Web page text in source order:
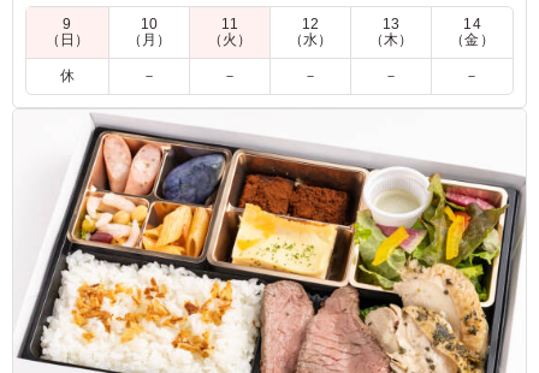
美味しく仕上がってます。
5.0
季節食材の炊き込みご飯は風味が良く柔らかいお米で、大
ぶりの燻製鯖も香ばしく食べ応えがありました。彩りやバ
ランスも良く、最後まで飽きずに美味しくいただけるお弁
当でした。
ご利用シーン：ロケ・撮影›スタジオ撮影
東京都渋谷区猿楽町2026/07/15
9
（日）
10
（月）
11
（火）
12
（水）
13
（木）
14
（金）
休 － － － － －